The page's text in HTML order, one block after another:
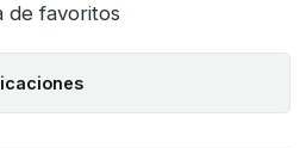
de favoritos